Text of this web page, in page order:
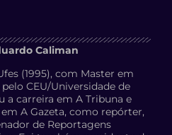
Caliman
(1995), com Master em
CEU/Universidade de
a carreira em A Tribuna e
A Gazeta, como repórter,
de Reportagens